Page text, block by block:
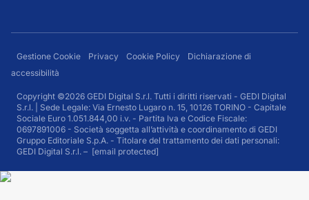
Gestione Cookie Privacy Cookie Policy
Dichiarazione di
accessibilità
Copyright ©2026 GEDI Digital S.r.l. Tutti i diritti riservati - GEDI Digital
S.r.l. | Sede Legale: Via Ernesto Lugaro n. 15, 10126 TORINO - Capitale
Sociale Euro 1.051.844,00 i.v. - Partita Iva e Codice Fiscale:
0697891006 - Società soggetta all’attività e coordinamento di GEDI
Gruppo Editoriale S.p.A. - Titolare del trattamento dei dati personali:
GEDI Digital S.r.l. – [email protected]